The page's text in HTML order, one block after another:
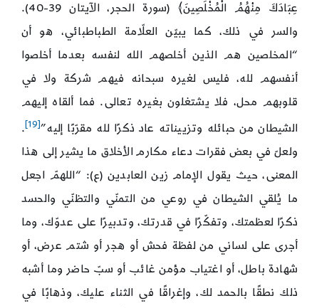
عِبَادَكَ مِنْهُمُ الْمُخْلَصِينَ﴾ (سورة الحجر، الآيتان 39-40).
والسر في ذلك، كما يبيّن العلّامة الطباطبائي، هو أن
“المخلصين هم الذين أخلصهم الله لنفسه بعدما أخلصوا
أنفسهم لله، فليس لغيره سبحانه فيهم شركة ولا في
قلوبهم محل، فلا يشتغلون بغيره تعالى. فما ألقاه إليهم
الشيطان من حبائله وتزييناته عاد ذكرًا لله مقرّبًا إليه”[19]
.
ولعلّ في بعض فقرات دعاء مكارم الأخلاق ما يشير إلى هذا
المعنى، حيث يقول الإمام زين العابدين (ع): “اللهمّ اجعل
ما يُلقي الشيطان في روعي من التمنّي والتظنّي والحسد
ذكرًا لعظمتك، وتفكّرًا في قدرتك، وتدبيرًا على عدوّك، وما
أجرى على لساني من لفظة فحش أو هجر أو شتم عرض، أو
شهادة باطل، أو اغتياب مؤمن غائب أو سبّ حاضر وما أشبه
ذلك نطقًا بالحمد لك، وإغراقًا في الثناء عليك، وذهابًا في